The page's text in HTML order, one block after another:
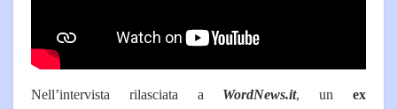
Nell’intervista rilasciata a WordNews.it, unex